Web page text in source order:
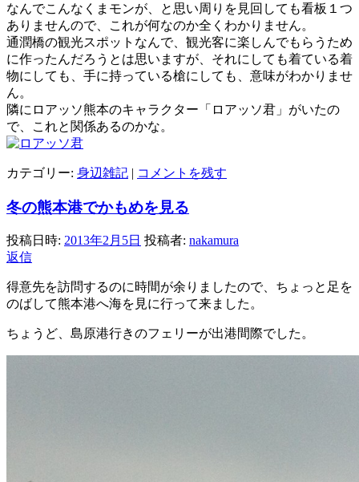
なんでこんなくまモンが、と思い周りを見回しても看板１つ
ありませんので、これが何なのか全くわかりません。
通潤橋の観光スポットなんで、観光客に楽しんでもらうため
に作ったんだろうとは思いますが、それにしても着ている着
物にしても、手に持っている槍にしても、意味がわかりませ
ん。
隣にロアッソ熊本のキャラクター「ロアッソ君」がいたの
で、これと関係あるのかな。
カテゴリー: 身辺雑記 | コメントを残す
冬の熊本港でかもめを見る
投稿日時: 2013年2月5日 投稿者: nakamura
返信
得意先を訪問するのに時間が余りましたので、ちょっと足を
のばして熊本港へ海を見に行って来ました。
ちょうど、島原港行きのフェリーが出港間際でした。